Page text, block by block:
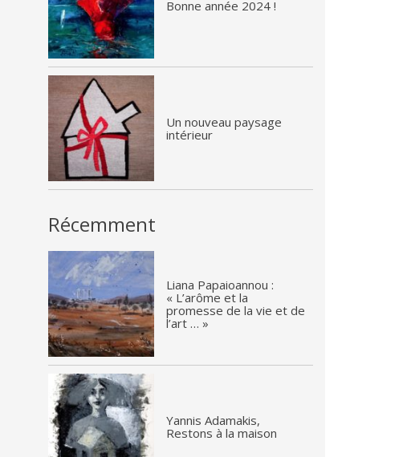
Bonne année 2024 !
Un nouveau paysage
intérieur
Récemment
Liana Papaioannou :
« L’arôme et la
promesse de la vie et de
l’art … »
Yannis Adamakis,
Restons à la maison